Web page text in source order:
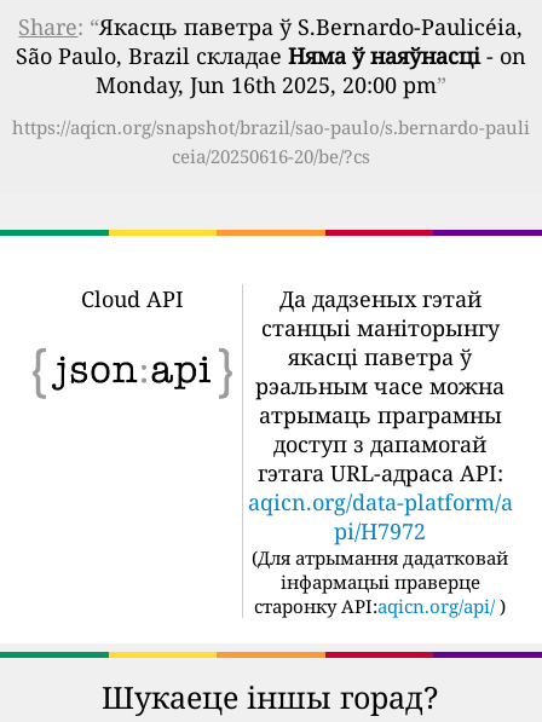
Share: “Якасць паветра ў S.Bernardo-Paulicéia,
São Paulo, Brazil складае Няма ў наяўнасці- on
Monday, Jun 16th 2025, 20:00 pm”
https://aqicn.org/snapshot/brazil/sao-paulo/s.bernardo-pauli
ceia/20250616-20/be/?cs
Cloud API
Да дадзеных гэтай
станцыі маніторынгу
якасці паветра ў
рэальным часе можна
атрымаць праграмны
доступ з дапамогай
гэтага URL-адраса API:
aqicn.org/data-platform/a
pi/H7972
(Для атрымання дадатковай
інфармацыі праверце
старонку API:aqicn.org/api/ )
Шукаеце іншы горад?